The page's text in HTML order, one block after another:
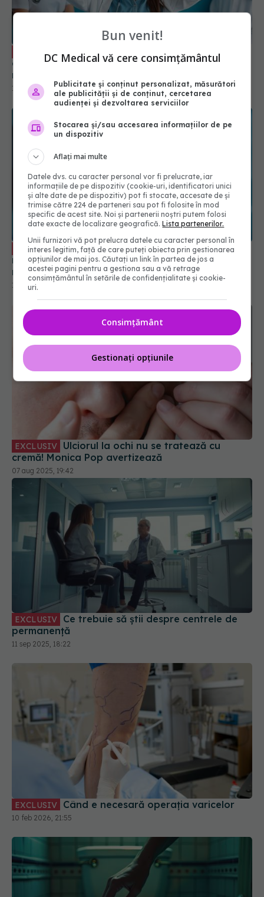
confruntă medicii. Dr. Silviu Dumitrescu
EXCLUSIV Cine plătește dacă AI greșește în
medicină. Cum afectează Inteligența Artificială
responsabilitatea medicilor
cremă! Monica Pop avertizează
07 aug 2025, 19:42
permanență
EXCLUSIV Când e necesară operația varicelor
10 feb 2026, 21:55
Bun venit!
DC Medical vă cere consimțământul
Publicitate și conținut personalizat, măsurători
ale publicității și de conținut, cercetarea
audienței și dezvoltarea serviciilor
Stocarea și/sau accesarea informațiilor de pe
un dispozitiv
Aflați mai multe
Datele dvs. cu caracter personal vor fi prelucrate, iar
informațiile de pe dispozitiv (cookie-uri, identificatori unici
și alte date de pe dispozitiv) pot fi stocate, accesate de și
trimise către 224 de parteneri sau pot fi folosite în mod
specific de acest site. Noi și partenerii noștri putem folosi
date exacte de localizare geografică.Lista partenerilor.
Unii furnizori vă pot prelucra datele cu caracter personal în
interes legitim, față de care puteți obiecta prin gestionarea
opțiunilor de mai jos. Căutați un link în partea de jos a
acestei pagini pentru a gestiona sau a vă retrage
consimțământul în setările de confidențialitate și cookie-
uri.
Consimțământ
Gestionați opțiunile